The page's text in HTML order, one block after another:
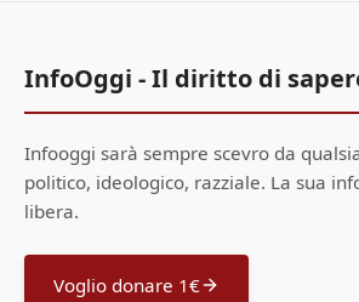
InfoOggi - Il diritto di
Infooggi sarà sempre scevro da
politico, ideologico, razziale. La sua
libera.
Voglio donare 1€